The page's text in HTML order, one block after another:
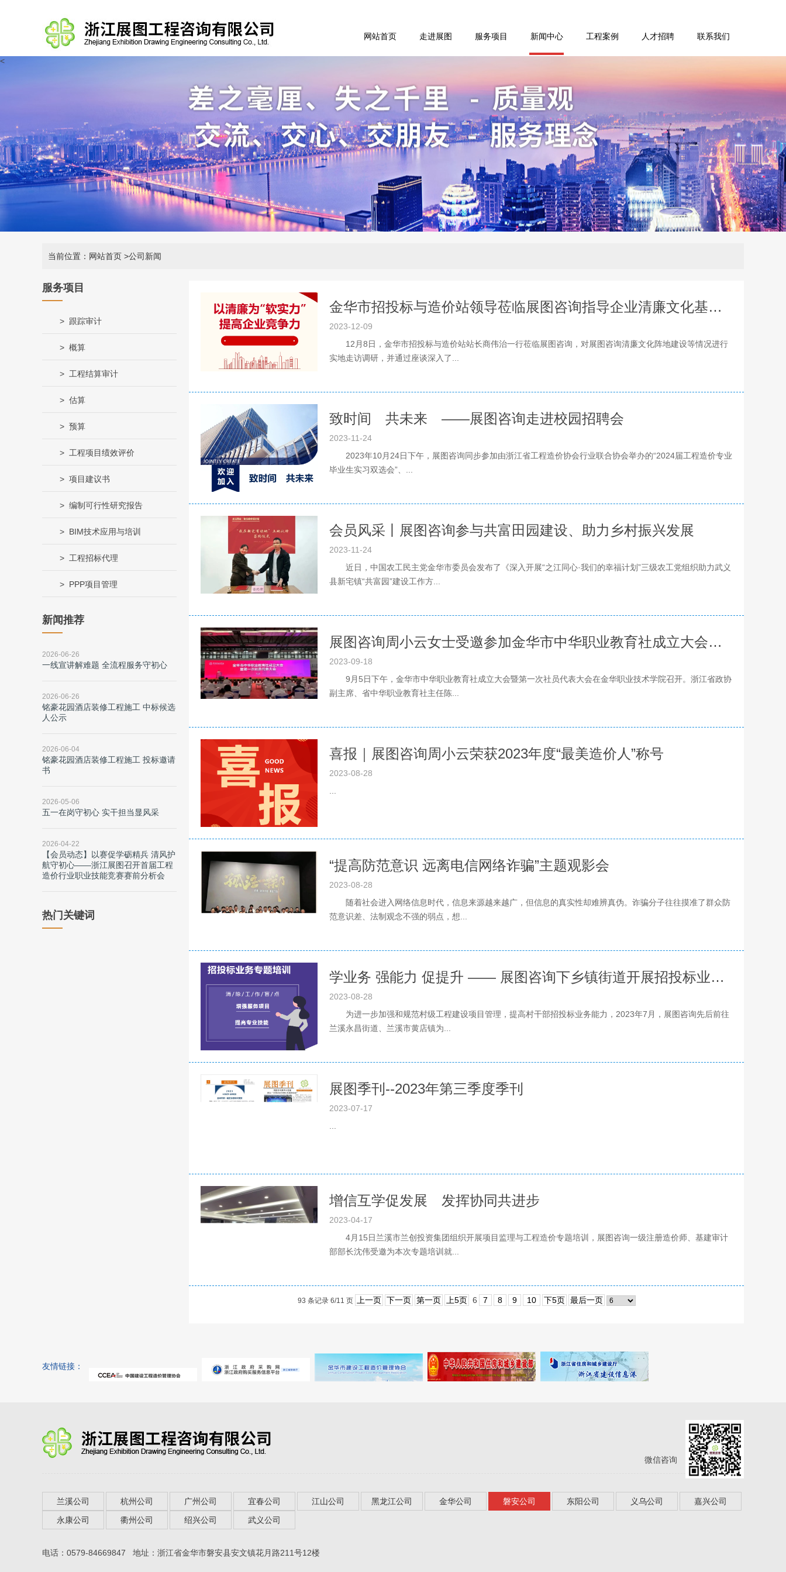
网站首页 走进展图 服务项目 新闻中心 工程案例 人才招聘 联系我们
<
当前位置：网站首页 >公司新闻
服务项目
跟踪审计
概算
工程结算审计
估算
预算
工程项目绩效评价
项目建议书
编制可行性研究报告
BIM技术应用与培训
工程招标代理
PPP项目管理
新闻推荐
2026-06-26
一线宣讲解难题 全流程服务守初心
2026-06-26
铭豪花园酒店装修工程施工 中标候选
人公示
2026-06-04
铭豪花园酒店装修工程施工 投标邀请
书
2026-05-06
五一在岗守初心 实干担当显风采
2026-04-22
【会员动态】以赛促学砺精兵 清风护
航守初心——浙江展图召开首届工程
造价行业职业技能竞赛赛前分析会
热门关键词
金华市招投标与造价站领导莅临展图咨询指导企业清廉文化基地建设情况
2023-12-09
12月8日，金华市招投标与造价站站长商伟治一行莅临展图咨询，对展图咨询清廉文化阵地建设等情况进行
实地走访调研，并通过座谈深入了...
致时间 共未来 ——展图咨询走进校园招聘会
2023-11-24
2023年10月24日下午，展图咨询同步参加由浙江省工程造价协会行业联合协会举办的“2024届工程造价专业
毕业生实习双选会”、...
会员风采丨展图咨询参与共富田园建设、助力乡村振兴发展
2023-11-24
近日，中国农工民主党金华市委员会发布了《深入开展“之江同心·我们的幸福计划”三级农工党组织助力武义
县新宅镇“共富园”建设工作方...
展图咨询周小云女士受邀参加金华市中华职业教育社成立大会暨第一次社员代表大会
2023-09-18
9月5日下午，金华市中华职业教育社成立大会暨第一次社员代表大会在金华职业技术学院召开。浙江省政协
副主席、省中华职业教育社主任陈...
喜报｜展图咨询周小云荣获2023年度“最美造价人”称号
2023-08-28
“提高防范意识 远离电信网络诈骗”主题观影会
2023-08-28
随着社会进入网络信息时代，信息来源越来越广，但信息的真实性却难辨真伪。诈骗分子往往摸准了群众防
范意识差、法制观念不强的弱点，想...
学业务 强能力 促提升 —— 展图咨询下乡镇街道开展招投标业务专题培训
2023-08-28
为进一步加强和规范村级工程建设项目管理，提高村干部招投标业务能力，2023年7月，展图咨询先后前往
兰溪永昌街道、兰溪市黄店镇为...
展图季刊--2023年第三季度季刊
2023-07-17
增信互学促发展 发挥协同共进步
2023-04-17
4月15日兰溪市兰创投资集团组织开展项目监理与工程造价专题培训，展图咨询一级注册造价师、基建审计
部部长沈伟受邀为本次专题培训就...
93 条记录 6/11 页 上一页 下一页 第一页 上5页 6 7 8 9 10 下5页 最后一页
友情链接：
微信咨询
兰溪公司 杭州公司 广州公司 宜春公司 江山公司 黑龙江公司 金华公司 磐安公司 东阳公司 义乌公司
嘉兴公司
永康公司
衢州公司 绍兴公司 武义公司
电话：0579-84669847 地址：浙江省金华市磐安县安文镇花月路211号12楼